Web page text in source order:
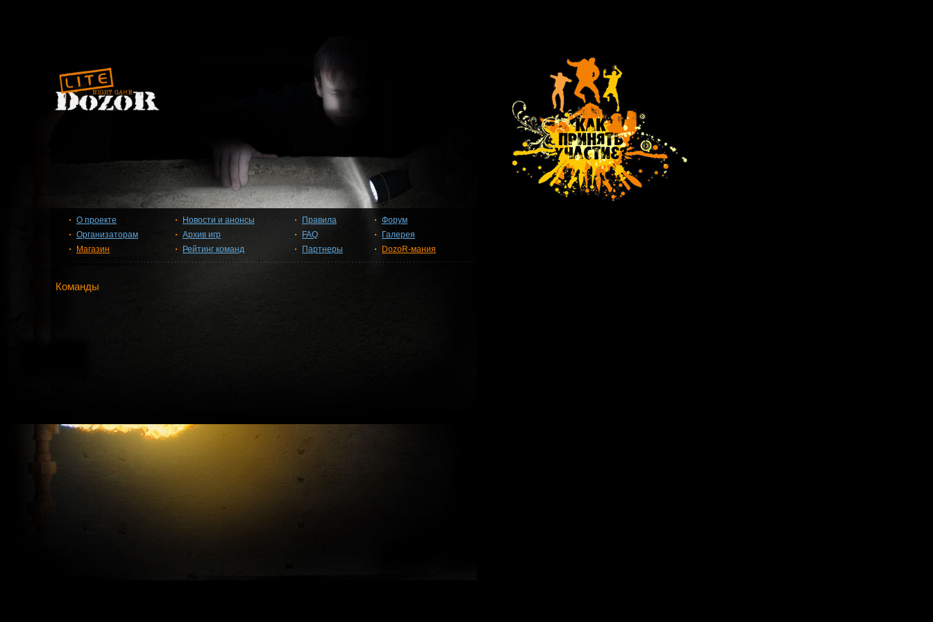
О проекте
Организаторам
Магазин
Новости и анонсы
Архив игр
Рейтинг команд
Правила
FAQ
Партнеры
Форум
Галерея
DozoR-мания
Команды